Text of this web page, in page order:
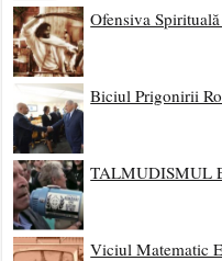
Ofensiva
Biciul Prigonirii
TALMUDISMUL
Viciul Matematic